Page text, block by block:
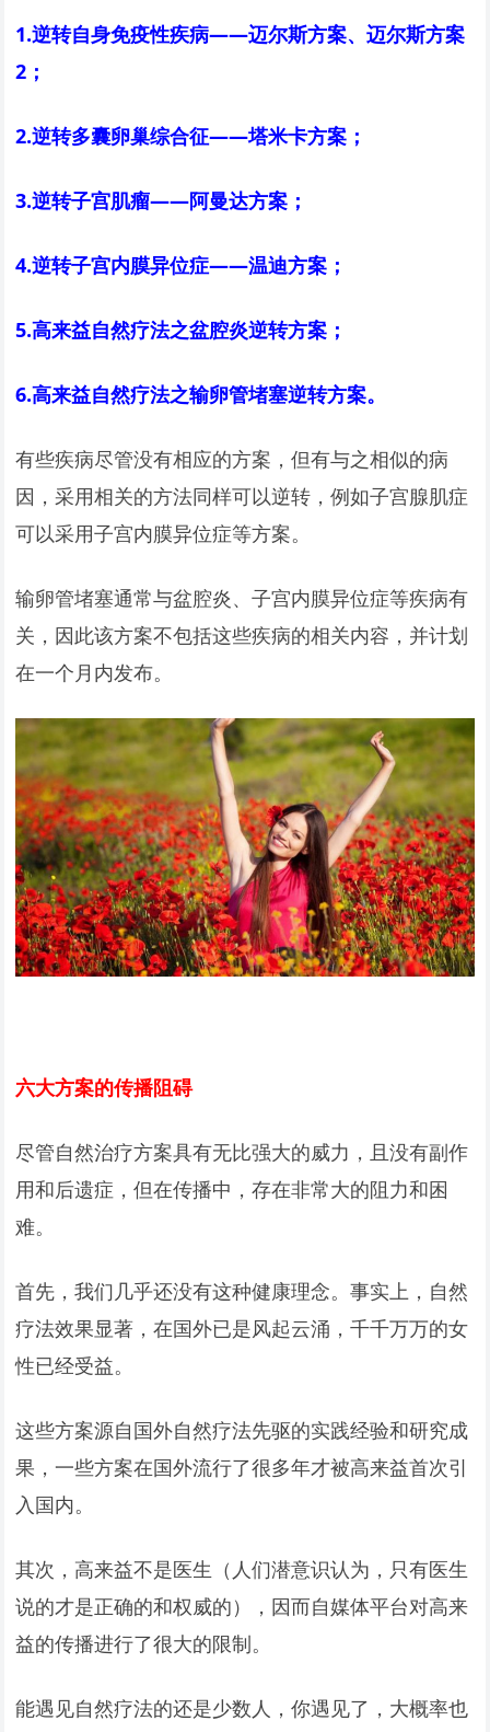
1.逆转自身免疫性疾病——迈尔斯方案、迈尔斯方案
2；
2.逆转多囊卵巢综合征——塔米卡方案；
3.逆转子宫肌瘤——阿曼达方案；
4.逆转子宫内膜异位症——温迪方案；
5.高来益自然疗法之盆腔炎逆转方案；
6.高来益自然疗法之输卵管堵塞逆转方案。
有些疾病尽管没有相应的方案，但有与之相似的病
因，采用相关的方法同样可以逆转，例如子宫腺肌症
可以采用子宫内膜异位症等方案。
输卵管堵塞通常与盆腔炎、子宫内膜异位症等疾病有
关，因此该方案不包括这些疾病的相关内容，并计划
在一个月内发布。
六大方案的传播阻碍
尽管自然治疗方案具有无比强大的威力，且没有副作
用和后遗症，但在传播中，存在非常大的阻力和困
难。
首先，我们几乎还没有这种健康理念。事实上，自然
疗法效果显著，在国外已是风起云涌，千千万万的女
性已经受益。
这些方案源自国外自然疗法先驱的实践经验和研究成
果，一些方案在国外流行了很多年才被高来益首次引
入国内。
其次，高来益不是医生（人们潜意识认为，只有医生
说的才是正确的和权威的），因而自媒体平台对高来
益的传播进行了很大的限制。
能遇见自然疗法的还是少数人，你遇见了，大概率也